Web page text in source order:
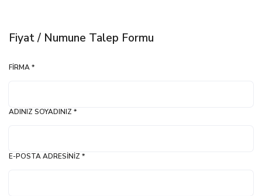
Fiyat / Numune Talep Formu
FIRMA *
ADINIZ SOYADINIZ *
E-POSTA ADRESINIZ *